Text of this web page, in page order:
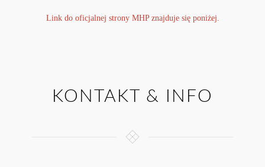
Link do oficjalnej strony MHP znajduje się poniżej.
KONTAKT & INFO